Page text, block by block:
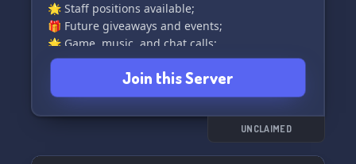
🌟 Staff positions available;
🎁 Future giveaways and events;
🌟 Game, music, and chat calls;
🎁 XP-based roles;
🌟 Fair partnership opportunities;
🎁 No unfair rules within the server;
🌟 Open-minded to suggestions within the
Join this Server
UNCLAIMED